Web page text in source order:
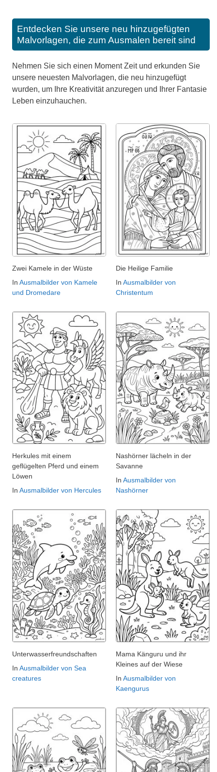
Entdecken Sie unsere neu hinzugefügten
Malvorlagen, die zum Ausmalen bereit sind
Nehmen Sie sich einen Moment Zeit und erkunden Sie
unsere neuesten Malvorlagen, die neu hinzugefügt
wurden, um Ihre Kreativität anzuregen und Ihrer Fantasie
Leben einzuhauchen.
Zwei Kamele in der Wüste
In Ausmalbilder von Kamele
und Dromedare
Die Heilige Familie
In Ausmalbilder von
Christentum
Herkules mit einem
geflügelten Pferd und einem
Löwen
In Ausmalbilder von Hercules
Nashörner lächeln in der
Savanne
In Ausmalbilder von
Nashörner
Unterwasserfreundschaften
In Ausmalbilder von Sea
creatures
Mama Känguru und ihr
Kleines auf der Wiese
In Ausmalbilder von
Kaengurus